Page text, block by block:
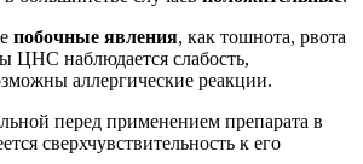
побочные явления, как тошнота, рвота
ЦНС наблюдается слабость,
аллергические реакции.
перед применением препарата в
сверхчувствительность к его